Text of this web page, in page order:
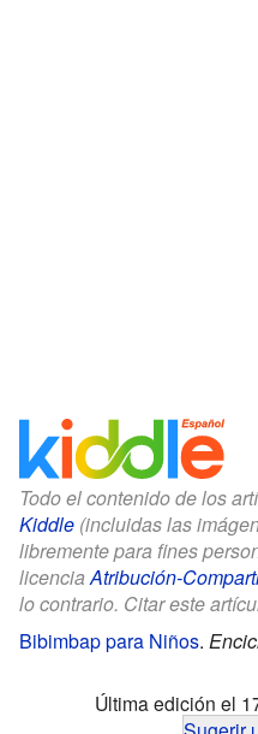
Todo el contenido de los
Kiddle (incluidas las
libremente para fines
licenciaAtribución-
lo contrario. Citar este
Bibimbap para Niños.
Última edición el